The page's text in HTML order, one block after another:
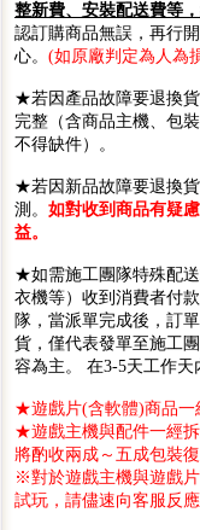
整新費、安裝配送費等
認訂購商品無誤，再行
心。 (如原廠判定為人為
★若因產品故障要退換
完整（含商品主機、包
不得缺件）。
★若因新品故障要退換
測。 如對收到商品有疑
益。
★如需施工團隊特殊配
衣機等）收到消費者付
隊，當派單完成後，訂
貨，僅代表發單至施工
容為主。 在3-5天工作天
★遊戲片(含軟體)商品一
★遊戲主機與配件一經
將酌收兩成～五成包裝復
※對於遊戲主機與遊戲
試玩，請儘速向客服反應